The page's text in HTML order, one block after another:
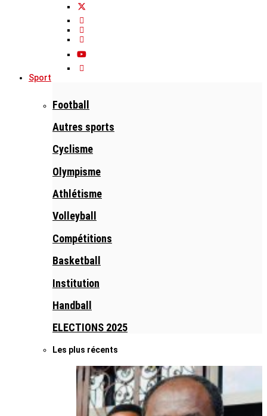
Sport
Football
Autres sports
Cyclisme
Olympisme
Athlétisme
Volleyball
Compétitions
Basketball
Institution
Handball
ELECTIONS 2025
Les plus récents